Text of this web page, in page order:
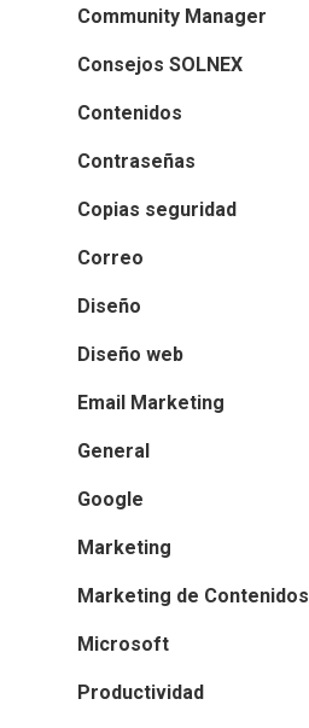
Community Manager
Consejos SOLNEX
Contenidos
Contraseñas
Copias seguridad
Correo
Diseño
Diseño web
Email Marketing
General
Google
Marketing
Marketing de Contenidos
Microsoft
Productividad